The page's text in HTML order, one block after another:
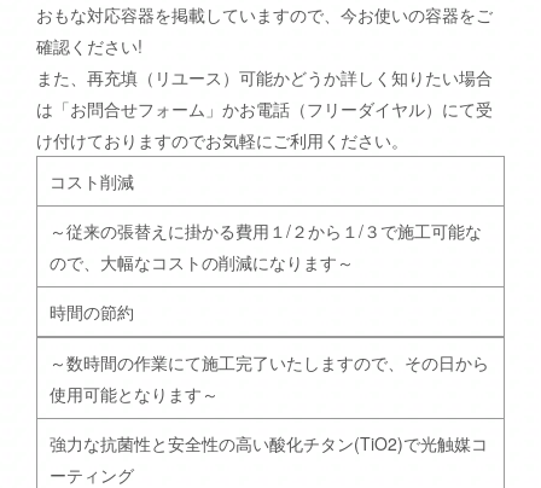
おもな対応容器を掲載していますので、今お使いの容器をご
確認ください!
また、再充填（リユース）可能かどうか詳しく知りたい場合
は「お問合せフォーム」かお電話（フリーダイヤル）にて受
け付けておりますのでお気軽にご利用ください。
コスト削減
～従来の張替えに掛かる費用１/２から１/３で施工可能な
ので、大幅なコストの削減になります～
時間の節約
～数時間の作業にて施工完了いたしますので、その日から
使用可能となります～
強力な抗菌性と安全性の高い酸化チタン(TiO2)で光触媒コ
ーティング